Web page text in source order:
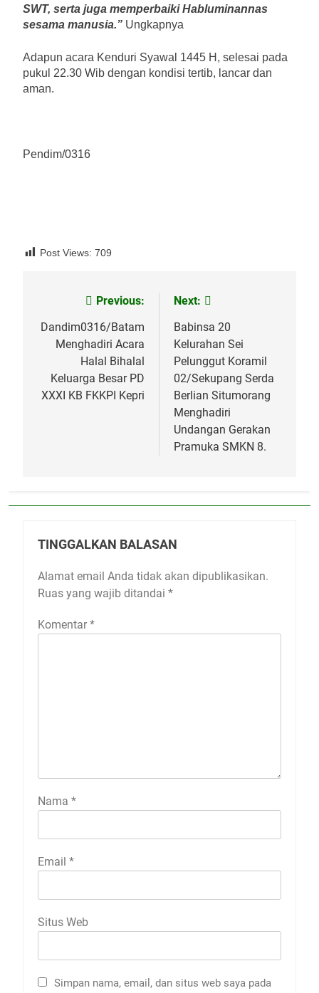
SWT, serta juga memperbaiki Habluminannas
sesama manusia.” Ungkapnya
Adapun acara Kenduri Syawal 1445 H, selesai pada
pukul 22.30 Wib dengan kondisi tertib, lancar dan
aman.
Pendim/0316
Post Views: 709
Navigasi
pos
Previous:
Dandim0316/Batam
Menghadiri Acara
Halal Bihalal
Keluarga Besar PD
XXXI KB FKKPI Kepri
Next:
Babinsa 20
Kelurahan Sei
Pelunggut Koramil
02/Sekupang Serda
Berlian Situmorang
Menghadiri
Undangan Gerakan
Pramuka SMKN 8.
TINGGALKAN BALASAN
Alamat email Anda tidak akan dipublikasikan.
Ruas yang wajib ditandai *
Komentar *
Nama *
Email *
Situs Web
Simpan nama, email, dan situs web saya pada